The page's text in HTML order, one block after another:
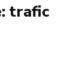
trafic